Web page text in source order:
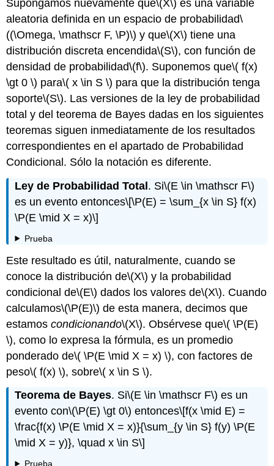
Supongamos nuevamente que\(X\) es una variable
aleatoria definida en un espacio de probabilidad\
((\Omega, \mathscr F, \P)\) y que\(X\) tiene una
distribución discreta encendida\(S\), con función de
densidad de probabilidad\(f\). Suponemos que\( f(x)
\gt 0 \) para\( x \in S \) para que la distribución tenga
soporte\(S\). Las versiones de la ley de probabilidad
total y del teorema de Bayes dadas en los siguientes
teoremas siguen inmediatamente de los resultados
correspondientes en el apartado de Probabilidad
Condicional. Sólo la notación es diferente.
Ley de Probabilidad Total. Si\(E \in \mathscr F\)
es un evento entonces\[\P(E) = \sum_{x \in S} f(x)
\P(E \mid X = x)\]
Prueba
Este resultado es útil, naturalmente, cuando se
conoce la distribución de\(X\) y la probabilidad
condicional de\(E\) dados los valores de\(X\). Cuando
calculamos\(\P(E)\) de esta manera, decimos que
estamoscondicionando\(X\). Obsérvese que\( \P(E)
\), como lo expresa la fórmula, es un promedio
ponderado de\( \P(E \mid X = x) \), con factores de
peso\( f(x) \), sobre\( x \in S \).
Teorema de Bayes. Si\(E \in \mathscr F\) es un
evento con\(\P(E) \gt 0\) entonces\[f(x \mid E) =
\frac{f(x) \P(E \mid X = x)}{\sum_{y \in S} f(y) \P(E
\mid X = y)}, \quad x \in S\]
Prueba